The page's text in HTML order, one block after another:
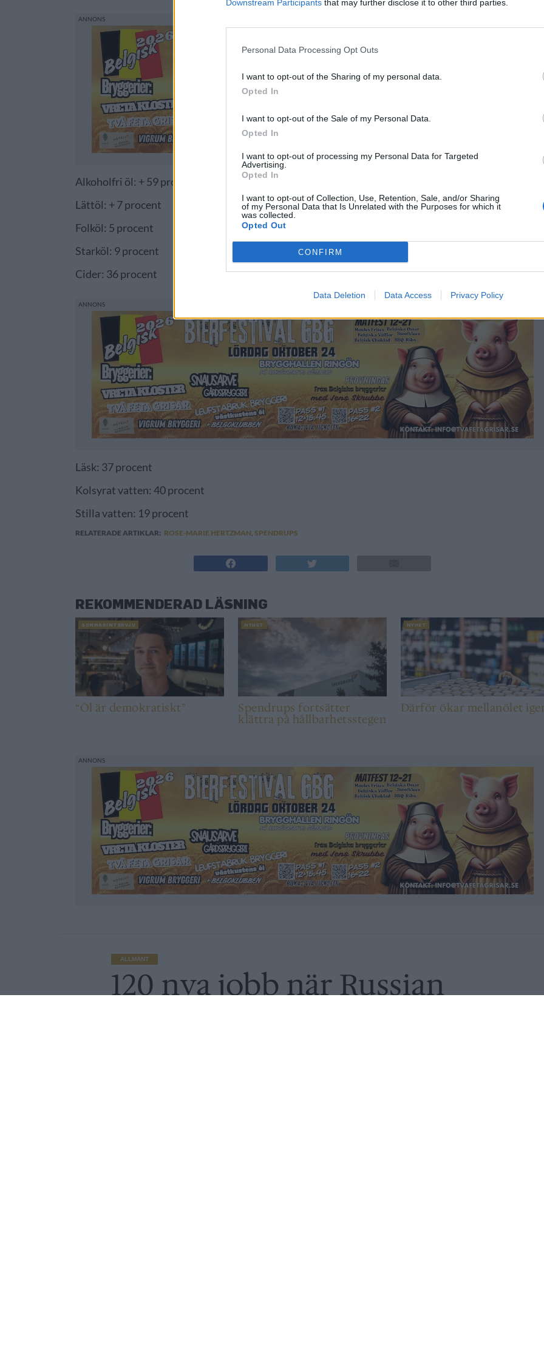
Downstream Participants that may further disclose it to other third parties.
Personal Data Processing Opt Outs
I want to opt-out of the Sharing of my personal data.
Opted In
I want to opt-out of the Sale of my Personal Data.
Opted In
I want to opt-out of processing my Personal Data for Targeted
Advertising.
Opted In
I want to opt-out of Collection, Use, Retention, Sale, and/or Sharing
of my Personal Data that Is Unrelated with the Purposes for which it
was collected.
Opted Out
CONFIRM
Data Deletion Data Access Privacy Policy
Alkoholfri öl: + 59 procent
Lättöl: + 7 procent
Folköl: 5 procent
Starköl: 9 procent
Cider: 36 procent
Läsk: 37 procent
Kolsyrat vatten: 40 procent
Stilla vatten: 19 procent
RELATERADE ARTIKLAR: ROSE-MARIE HERTZMAN,SPENDRUPS
REKOMMENDERAD LÄSNING
SOMMARINTERVJU
“Öl är demokratiskt”
NYHET
Spendrups fortsätter
klättra på hållbarhetsstegen
NYHET
Därför ökar mellanölet
ALLMÄNT
120 nya jobb när Russian